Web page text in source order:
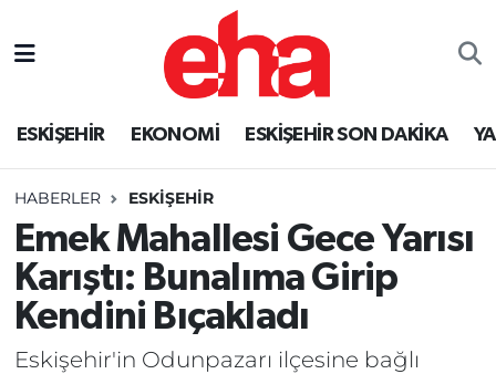
ESKİŞEHİR EKONOMİ ESKİŞEHİR SON DAKİKA
HABERLER ESKİŞEHİR
Emek Mahallesi Gece Yarısı
Karıştı: Bunalıma Girip
Kendini Bıçakladı
Eskişehir'in Odunpazarı ilçesine bağlı